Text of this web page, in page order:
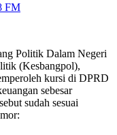
FM
Politik Dalam Negeri
(Kesbangpol),
kursi di DPRD
sebesar
sudah sesuai